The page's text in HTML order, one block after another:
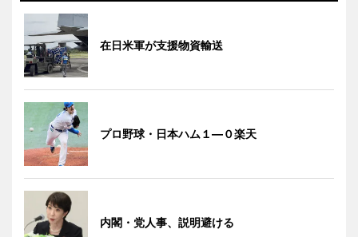
在日米軍が支援物資輸送
プロ野球・日本ハム１―０楽天
内閣・党人事、説明避ける